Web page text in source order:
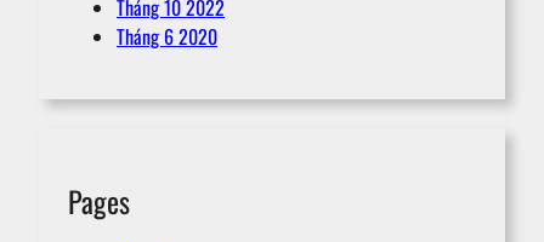
Tháng 10 2022
Tháng 6 2020
Pages